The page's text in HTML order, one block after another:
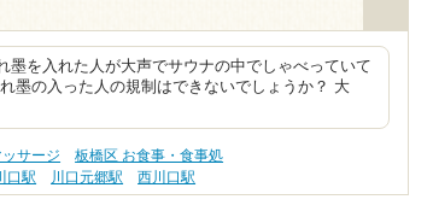
墨を入れた人が大声でサウナの中でしゃべっていて
墨の入った人の規制はできないでしょうか？ 大
サージ
板橋区 お食事・食事処
口駅 川口元郷駅 西川口駅